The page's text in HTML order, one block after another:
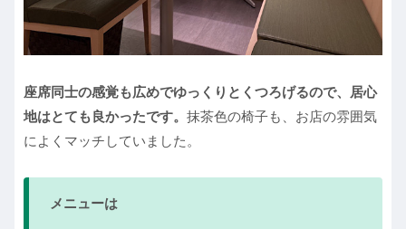
座席同士の感覚も広めでゆっくりとくつろげるので、居心
地はとても良かったです。 抹茶色の椅子も、お店の雰囲気
によくマッチしていました。
メニューは